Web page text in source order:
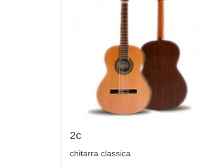
2c
chitarra classica